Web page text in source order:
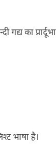
का
भाषा है।